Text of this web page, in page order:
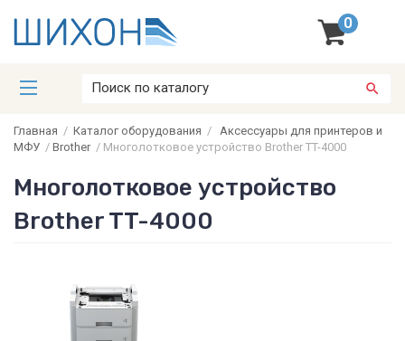
0
Главная / Каталог оборудования / Аксессуары для принтеров и
МФУ / Brother/ Многолотковое устройство Brother TT-4000
Многолотковое устройство
Brother TT-4000